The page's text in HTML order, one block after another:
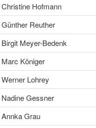
Christine Hofmann
Günther Reuther
Birgit Meyer-Bedenk
Marc Königer
Werner Lohrey
Nadine Gessner
Annka Grau